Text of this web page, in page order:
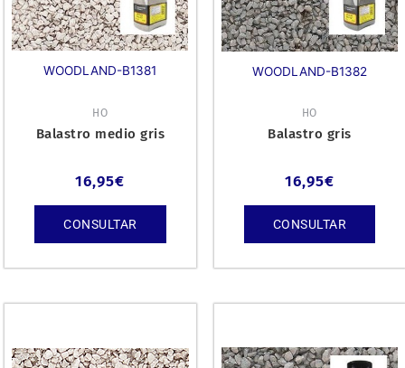
WOODLAND-B1381
HO
Balastro medio gris
16,95€
CONSULTAR
WOODLAND-B1382
HO
Balastro gris
16,95€
CONSULTAR